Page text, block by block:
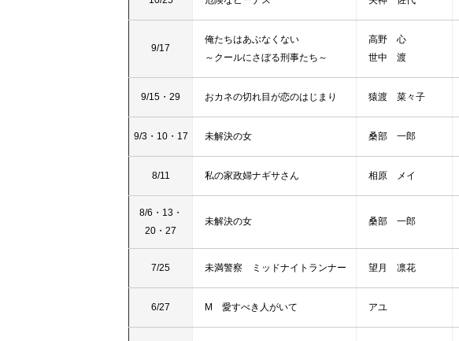
9/17
俺たちはあぶなくない
～クールにさぼる刑事たち～
高野 心
世中 渡
9/15・29 おカネの切れ目が恋のはじまり 猿渡 菜々子
9/3・10・17 未解決の女 桑部 一郎
8/11 私の家政婦ナギサさん 相原 メイ
8/6・13・
20・27
未解決の女 桑部 一郎
7/25 未満警察 ミッドナイトランナー 望月 凛花
6/27 M 愛すべき人がいて アユ